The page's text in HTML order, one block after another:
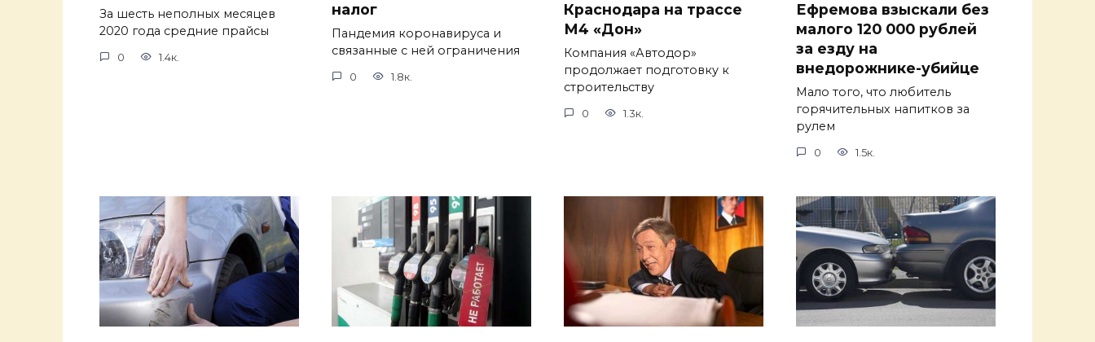
За шесть неполных месяцев
2020 года средние прайсы
0 1.4к.
налог
Пандемия коронавируса и
связанные с ней ограничения
0 1.8к.
Краснодара на трассе
М4 «Дон»
Компания «Автодор»
продолжает подготовку к
строительству
0 1.3к.
Ефремова взыскали без
малого 120 000 рублей
за езду на
внедорожнике-убийце
Мало того, что любитель
горячительных напитков за
рулем
0 1.5к.